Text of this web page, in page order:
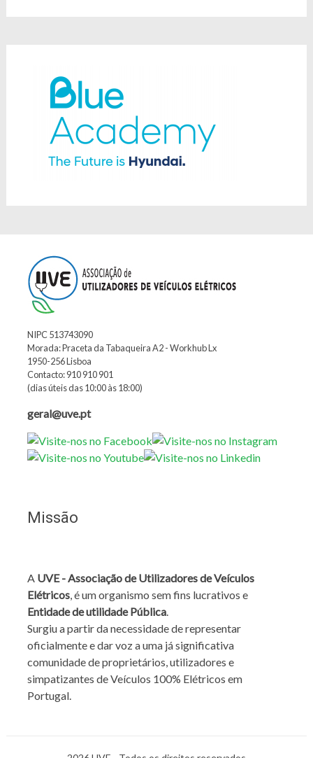
NIPC 513743090
Morada: Praceta da Tabaqueira A2 - Workhub Lx
1950-256 Lisboa
Contacto: 910 910 901
(dias úteis das 10:00 às 18:00)
geral@uve.pt
Missão
A UVE - Associação de Utilizadores de Veículos
Elétricos, é um organismo sem fins lucrativos e
Entidade de utilidade Pública.
Surgiu a partir da necessidade de representar
oficialmente e dar voz a uma já significativa
comunidade de proprietários, utilizadores e
simpatizantes de Veículos 100% Elétricos em
Portugal.